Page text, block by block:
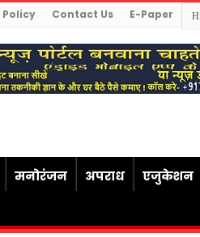
Policy Contact Us E-Paper
मनोरंजन अपराध एजुकेशन